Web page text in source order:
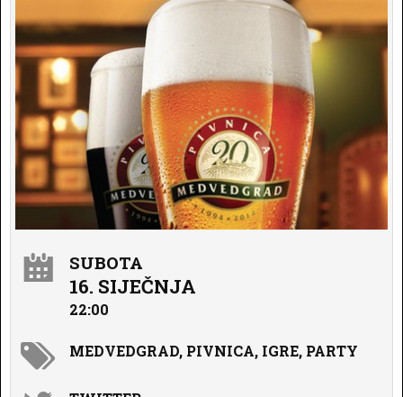
SUBOTA
16. SIJEČNJA
22:00
MEDVEDGRAD, PIVNICA, IGRE, PARTY